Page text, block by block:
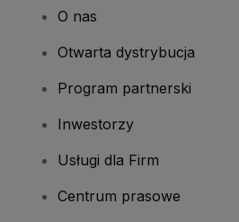
O nas
Otwarta dystrybucja
Program partnerski
Inwestorzy
Usługi dla Firm
Centrum prasowe